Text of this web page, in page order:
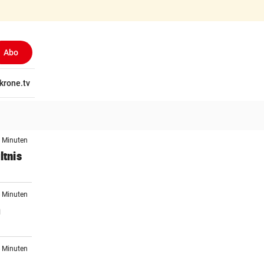
Abo
krone.tv
Minuten
Minuten
Minuten